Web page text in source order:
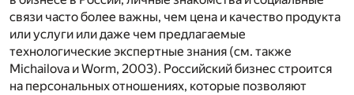
связи часто более важны, чем цена и качество продукта
или услуги или даже чем предлагаемые
технологические экспертные знания (см. также
Michailova и Worm, 2003). Российский бизнес строится
на персональных отношениях, которые позволяют